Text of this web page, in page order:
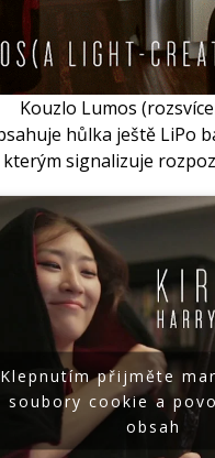
Kouzlo Lumos
hůlka ještě LiPo
signalizuje
Klepnutím přijměte
soubory cookie a
obsah